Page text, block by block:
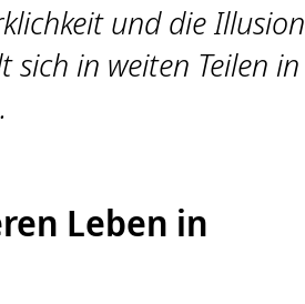
und die Illusion
sich in weiten Teilen in
Leben in